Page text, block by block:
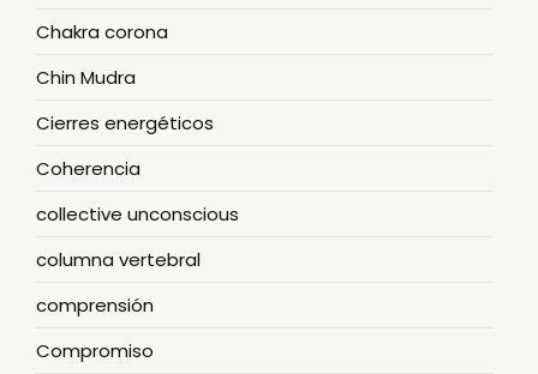
Chakra corona
Chin Mudra
Cierres energéticos
Coherencia
collective unconscious
columna vertebral
comprensión
Compromiso